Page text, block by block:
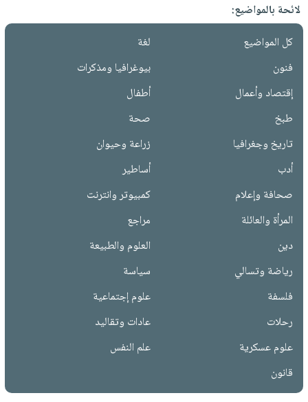
لائحة بالمواضيع:
كل المواضيع
لغة
فنون
بيوغرافيا ومذكرات
إقتصاد وأعمال
أطفال
طبخ
صحة
تاريخ وجغرافيا
زراعة وحيوان
أدب
أساطير
صحافة وإعلام
كمبيوتر وانترنت
المرأة والعائلة
مراجع
دين
العلوم والطبيعة
رياضة وتسالي
سياسة
فلسفة
علوم إجتماعية
رحلات
عادات وتقاليد
علوم عسكرية
علم النفس
قانون